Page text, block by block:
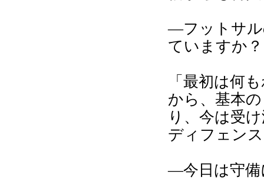
―フットサル
ていますか？
「最初は何
から、基本
り、今は受
ディフェン
―今日は守備